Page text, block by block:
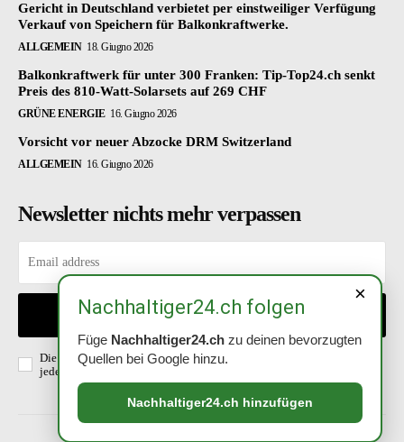
Gericht in Deutschland verbietet per einstweiliger Verfügung
Verkauf von Speichern für Balkonkraftwerke.
ALLGEMEIN 18. Giugno 2026
Balkonkraftwerk für unter 300 Franken: Tip-Top24.ch senkt
Preis des 810-Watt-Solarsets auf 269 CHF
GRÜNE ENERGIE 16. Giugno 2026
Vorsicht vor neuer Abzocke DRM Switzerland
ALLGEMEIN 16. Giugno 2026
Newsletter nichts mehr verpassen
EINTRAGEN
Die Richtlinien habe ich gelesen und akzeptiert. Abmeldung ist
jederzeit möglich.
Datenschutzerklärung
×
Nachhaltiger24.ch folgen
Füge Nachhaltiger24.ch zu deinen bevorzugten
Quellen bei Google hinzu.
Nachhaltiger24.ch hinzufügen